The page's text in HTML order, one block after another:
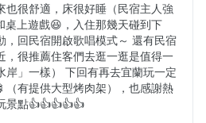
也很舒適，床很好睡（民宿主人強
桌上遊戲😆，入住那幾天碰到下
，回民宿開啟歌唱模式～ 還有民宿
，很推薦住客們去逛一逛是值得一
岸」一樣） 下回有再去宜蘭玩一定
（有提供大型烤肉架），也感謝熱
景點👍👍👍👍👍